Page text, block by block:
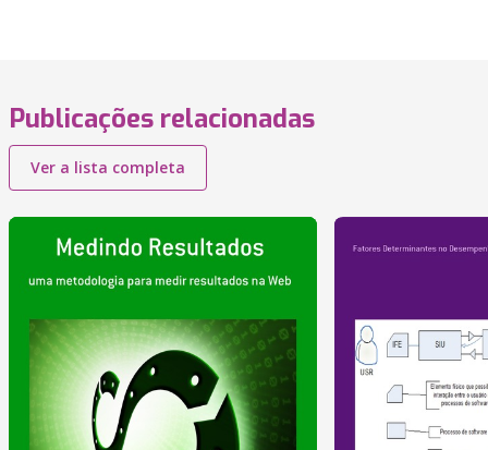
Publicações relacionadas
Ver a lista completa